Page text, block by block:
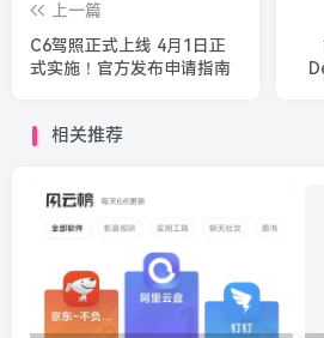
上一篇
C6驾照正式上线 4月1日正
式实施！官方发布申请指南
相关推荐